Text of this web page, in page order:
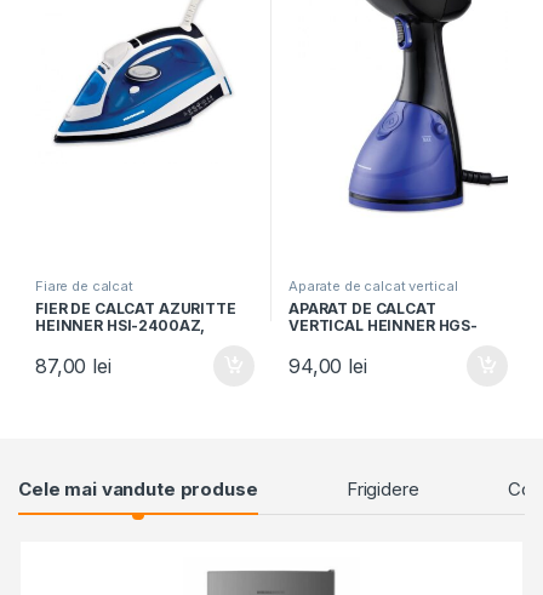
Fiare de calcat
FIER DE CALCAT AZURITTE
HEINNER HSI-2400AZ,
Auto-oprire, Albastru
87,00 lei
Aparate de calcat vertical
APARAT DE CALCAT
VERTICAL HEINNER HGS-
detasabil 250ml, Negru
94,00 lei
Products Grid
Cele mai vandute produse Frigidere